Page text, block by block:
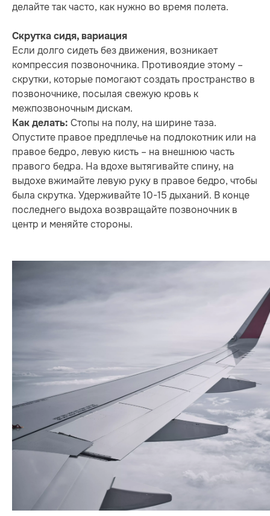
делайте так часто, как нужно во время полета.
Скрутка сидя, вариация
Если долго сидеть без движения, возникает
компрессия позвоночника. Противоядие этому –
скрутки, которые помогают создать пространство в
позвоночнике, посылая свежую кровь к
межпозвоночным дискам.
Как делать: Стопы на полу, на ширине таза.
Опустите правое предплечье на подлокотник или на
правое бедро, левую кисть – на внешнюю часть
правого бедра. На вдохе вытягивайте спину, на
выдохе вжимайте левую руку в правое бедро, чтобы
была скрутка. Удерживайте 10-15 дыханий. В конце
последнего выдоха возвращайте позвоночник в
центр и меняйте стороны.